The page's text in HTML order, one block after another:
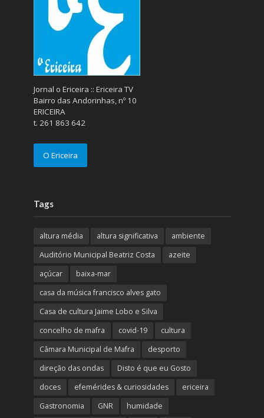
Jornal o Ericeira :: Ericeira TV
Bairro das Andorinhas, nº 10
ERICEIRA
t. 261 863 642
O Ericeira
Tags
altura média altura significativa
ambiente
Auditório Municipal Beatriz Costa
azeite
açúcar
baixa-mar
casa da música francisco alves gato
Casa de cultura Jaime Lobo e Silva
concelho de mafra
covid-19
cultura
Câmara Municipal de Mafra
desporto
direção das ondas
Disto é que eu Gosto
doces
efemérides & curiosidades
ericeira
Gastronomia
GNR humidade